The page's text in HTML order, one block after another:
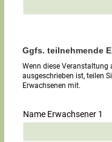
Ggfs. teilnehmende
Wenn diese Veranstaltung
ausgeschrieben ist, teilen
Erwachsenen mit.
Name Erwachsener 1